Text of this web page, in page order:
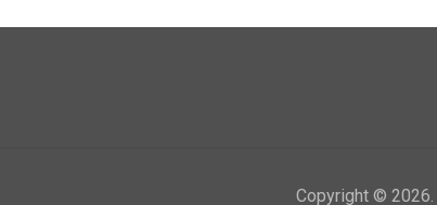
Copyright © 2026.